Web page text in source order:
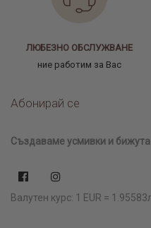
ЛЮБЕЗНО ОБСЛУЖВАНЕ
ние работим за Вас
Абонирай се
Създаваме усмивки и
Валутен курс: 1 EUR =